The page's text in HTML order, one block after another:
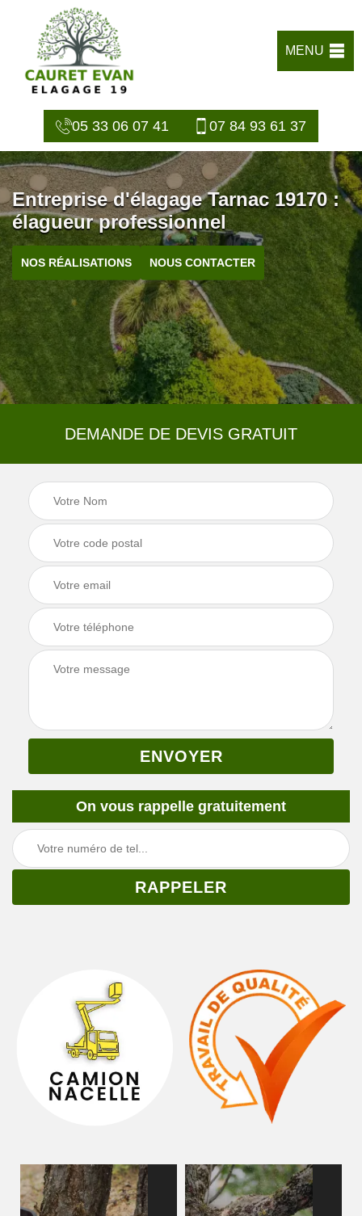
MENU
05 33 06 07 41 07 84 93 61 37
Entreprise d'élagage Tarnac 19170 :
élagueur professionnel
NOS RÉALISATIONS NOUS CONTACTER
DEMANDE DE DEVIS GRATUIT
On vous rappelle gratuitement